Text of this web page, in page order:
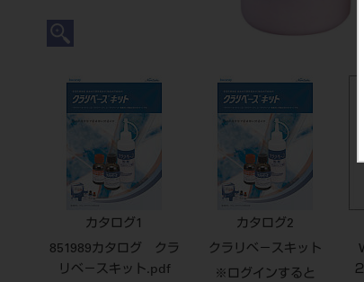
カタログ1
851989カタログ クラ
リベ－スキット.pdf
カタログ2
クラリベ－スキット
※ログインすると